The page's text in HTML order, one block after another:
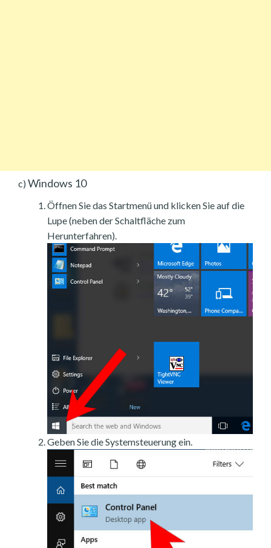
c) Windows 10
Öffnen Sie das Startmenü und klicken Sie auf die
Lupe (neben der Schaltfläche zum
Herunterfahren).
Geben Sie die Systemsteuerung ein.